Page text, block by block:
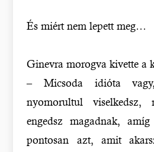
És miért nem lepett meg…
Ginevra morogva kivette a
– Micsoda idióta
nyomorultul viselkedsz,
engedsz magadnak,
pontosan azt, amit